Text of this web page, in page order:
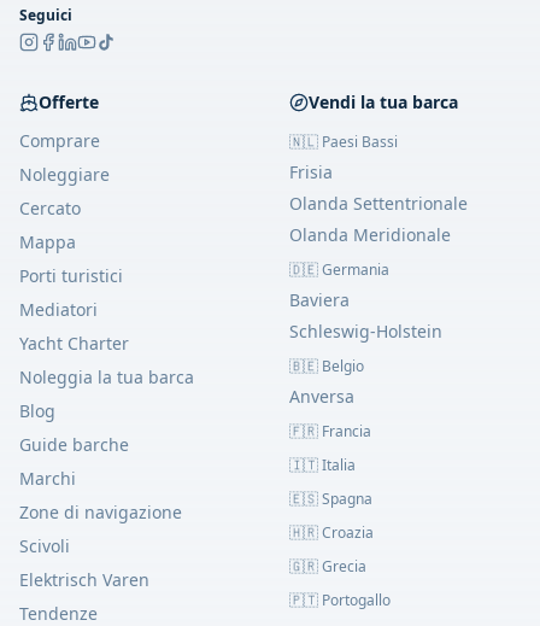
Seguici
Offerte
Comprare
Noleggiare
Cercato
Mappa
Porti turistici
Mediatori
Yacht Charter
Noleggia la tua barca
Blog
Guide barche
Marchi
Zone di navigazione
Scivoli
Elektrisch Varen
Tendenze
Vendi la tua barca
🇳🇱 Paesi Bassi
Frisia
Olanda Settentrionale
Olanda Meridionale
🇩🇪 Germania
Baviera
Schleswig-Holstein
🇧🇪 Belgio
Anversa
🇫🇷 Francia
🇮🇹 Italia
🇪🇸 Spagna
🇭🇷 Croazia
🇬🇷 Grecia
🇵🇹 Portogallo